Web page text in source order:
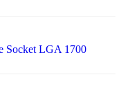
Socket LGA 1700